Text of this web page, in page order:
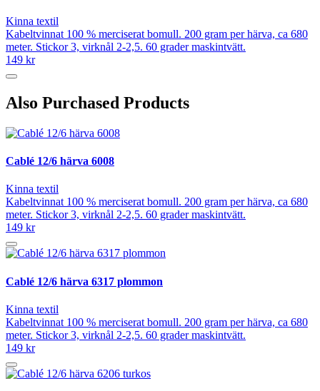
Kinna textil
Kabeltvinnat 100 % merciserat bomull. 200 gram per härva, ca 680
meter. Stickor 3, virknål 2-2,5. 60 grader maskintvätt.
149 kr
Also Purchased Products
Cablé 12/6 härva 6008
Kinna textil
Kabeltvinnat 100 % merciserat bomull. 200 gram per härva, ca 680
meter. Stickor 3, virknål 2-2,5. 60 grader maskintvätt.
149 kr
Cablé 12/6 härva 6317 plommon
Kinna textil
Kabeltvinnat 100 % merciserat bomull. 200 gram per härva, ca 680
meter. Stickor 3, virknål 2-2,5. 60 grader maskintvätt.
149 kr